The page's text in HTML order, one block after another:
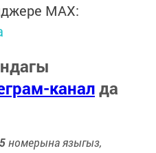
MАХ:
каналда
номерына языгыз,